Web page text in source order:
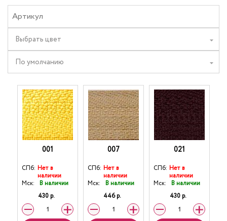
Выбрать цвет
По умолчанию
001
СПб: Нет в
наличии
Мск:
В наличии
430 р.
007
СПб: Нет в
наличии
Мск:
В наличии
446 р.
021
СПб: Нет в
наличии
Мск:
В наличии
430 р.